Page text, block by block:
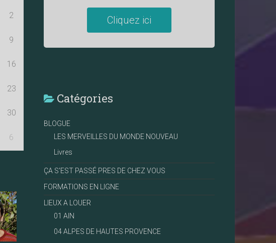
2
9
16
23
30
6
Cliquez ici
Catégories
BLOGUE
LES MERVEILLES DU MONDE NOUVEAU
Livres
ÇA S'EST PASSÉ PRES DE CHEZ VOUS
FORMATIONS EN LIGNE
LIEUX A LOUER
01 AIN
04 ALPES DE HAUTES PROVENCE